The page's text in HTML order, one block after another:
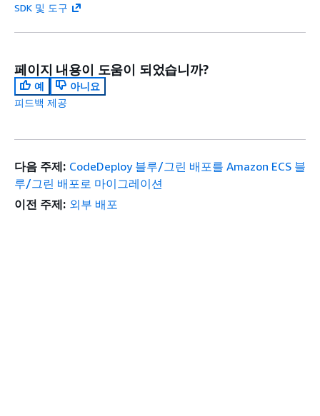
SDK 및 도구
페이지 내용이 도움이 되었습니까?
예
아니요
피드백 제공
다음 주제: CodeDeploy 블루/그린 배포를 Amazon ECS 블
루/그린 배포로 마이그레이션
이전 주제: 외부 배포